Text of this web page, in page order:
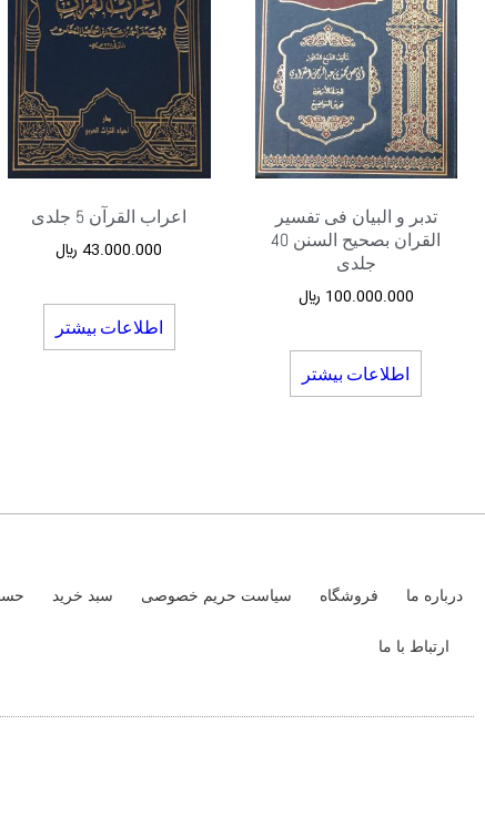
تدبر و البیان فی تفسیر
القران بصحیح السنن 40
جلدی
100.000.000 ﷼
اطلاعات بیشتر
اعراب القرآن 5 جلدی
43.000.000 ﷼
اطلاعات بیشتر
درباره ما فروشگاه سیاست حریم خصوصی سبد خرید
ارتباط با ما